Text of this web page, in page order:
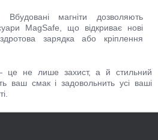
Вбудовані магніти дозволяють
MagSafe, що відкриває нові
зарядка або кріплення
це не лише захист, а й стильний
ваш смак і задовольнить усі ваші